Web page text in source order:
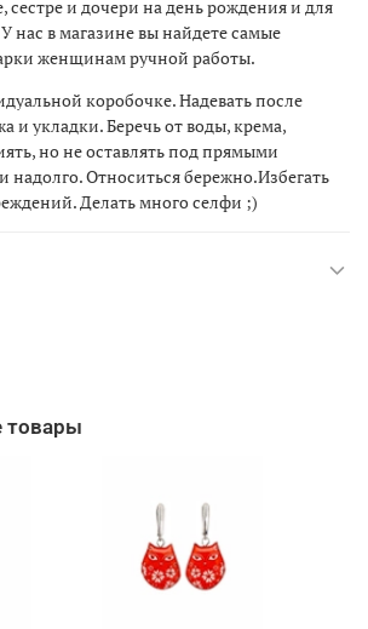
сестре и дочери на день рождения и для
нас в магазине вы найдете самые
женщинам ручной работы.
коробочке. Надевать после
и укладки. Беречь от воды, крема,
но не оставлять под прямыми
Относиться бережно.Избегать
Делать много селфи ;)
товары